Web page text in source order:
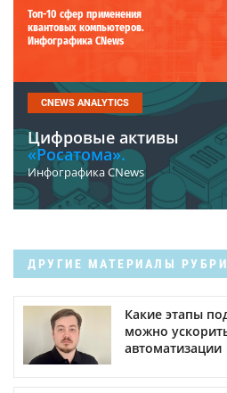
Топ-10 сфер применения
квантовых компьютеров.
Инфографика CNews
CNEWS ANALYTICS
Цифровые активы
«Росатома».
Инфографика CNews
ДРУГИЕ МАТЕРИАЛЫ
Какие этапы
можно
автоматизации